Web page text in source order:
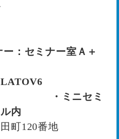
セミナー室Ａ＋
ニセミ
内
町120番地